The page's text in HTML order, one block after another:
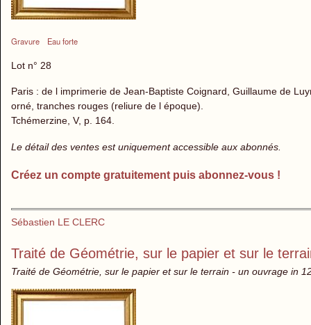
Gravure Eau forte
Lot n° 28
Paris : de l imprimerie de Jean-Baptiste Coignard, Guillaume de
orné, tranches rouges (reliure de l époque).
Tchémerzine, V, p. 164.
Le détail des ventes est uniquement accessible aux abonnés.
Créez un compte gratuitement puis abonnez-vous !
Sébastien LE CLERC
Traité de Géométrie, sur le papier et sur le
Traité de Géométrie, sur le papier et sur le terrain - un ouvrage in